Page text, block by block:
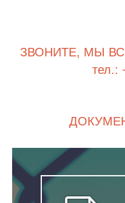
ЗВОНИТЕ, МЫ
тел.: